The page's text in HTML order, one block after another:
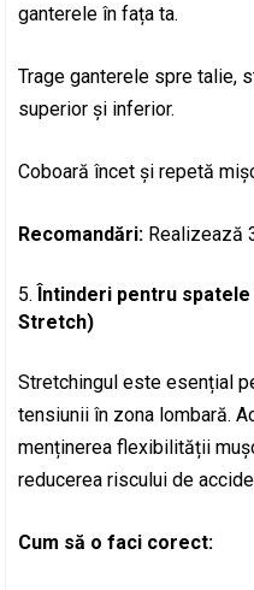
ganterele în fața ta.
Trage ganterele spre talie,
superior și inferior.
Coboară încet și repetă
Recomandări: Realizează
Întinderi pentru
Stretch)
Stretchingul este esențial
tensiunii în zona lombară.
menținerea flexibilității
reducerea riscului de
Cum să o faci corect: